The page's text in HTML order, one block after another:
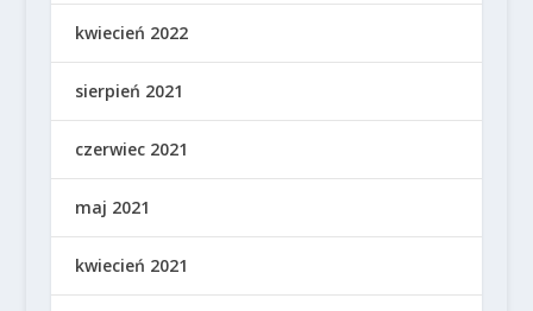
kwiecień 2022
sierpień 2021
czerwiec 2021
maj 2021
kwiecień 2021